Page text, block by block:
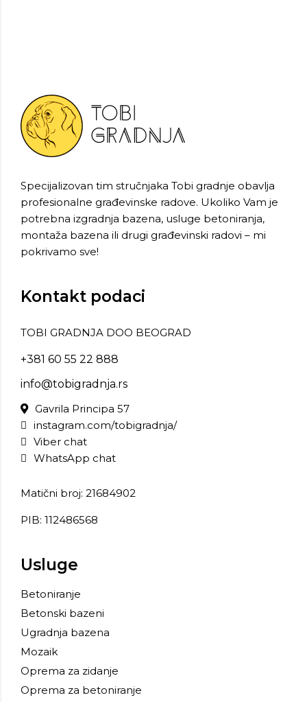
Specijalizovan tim stručnjaka Tobi gradnje obavlja
profesionalne građevinske radove. Ukoliko Vam je
potrebna izgradnja bazena, usluge betoniranja,
montaža bazena ili drugi građevinski radovi – mi
pokrivamo sve!
Kontakt podaci
TOBI GRADNJA DOO BEOGRAD
+381 60 55 22 888
info@tobigradnja.rs
Gavrila Principa 57
instagram.com/tobigradnja/
Viber chat
WhatsApp chat
Matični broj: 21684902
PIB: 112486568
Usluge
Betoniranje
Betonski bazeni
Ugradnja bazena
Mozaik
Oprema za zidanje
Oprema za betoniranje